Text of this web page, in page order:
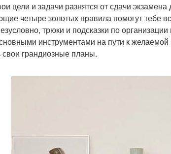
цели и задачи разнятся от сдачи
четыре золотых правила помогут тебе
трюки и подсказки по
инструментами на пути к
свои грандиозные планы.